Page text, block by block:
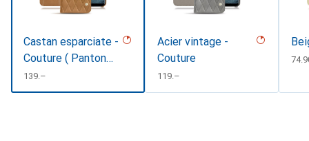
Castan esparciate -
Couture ( Pantone
#824F2A )
CHF
139.–
Acier vintage -
Couture
CHF
119.–
CHF